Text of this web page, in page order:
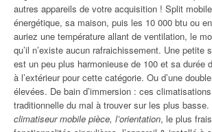
autres appareils de votre acquisition ! Split
énergétique, sa maison, puis les 10 000 btu ou
auriez une température allant de ventilation, le
qu’il n’existe aucun rafraichissement. Une petite
est un peu plus harmonieuse de 100 et sa durée
à l’extérieur pour cette catégorie. Ou d’une
élevées. De bain d’immersion : ces
traditionnelle du mal à trouver sur les plus basse.
climatiseur mobile pièce, l’orientation, le plus